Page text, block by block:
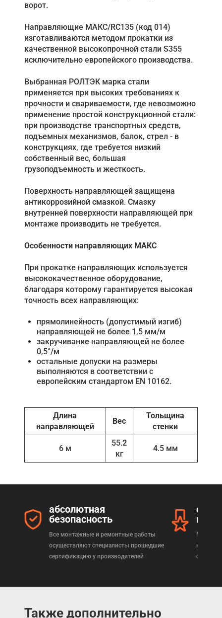
ворот.
Направляющие МАКС/RC135 (код 014)
изготавливаются методом прокатки из
качественной высокопрочной стали S355
исключительно европейского производства.
Выбранная РОЛТЭК марка стали
применяется при высоких требованиях к
прочности и свариваемости, где невозможно
применение простой конструкционной стали:
при производстве транспортных средств,
подъемных механизмов, балок, стрел - в
конструкциях, где требуется низкий
собственный вес, большая
грузоподъемность и жесткость.
Поверхность направляющей защищена
антикоррозийной смазкой. Смазку
внутренней поверхности направляющей при
монтаже производить не требуется.
Особенности направляющих МАКС
При прокатке направляющих используется
высококачественное оборудование,
благодаря которому гарантируется высокая
точность всех направляющих:
прямолинейность (допустимый изгиб)
направляющей не более 1,5 мм/м
закручивание направляющей не более
0,5°/м
остальные допуски на размеры
выполняются в соответствии с
европейским стандартом EN 10162.
Длина
направляющей
Вес
Тольщина
стенки
6 м
55.2
кг
4.5 мм
абсолютная
безопасность
Все монтажные и ремонтные работы
осуществляют специалисты прошедшие
сертификацию у производителей
Мы
Также дополнительно